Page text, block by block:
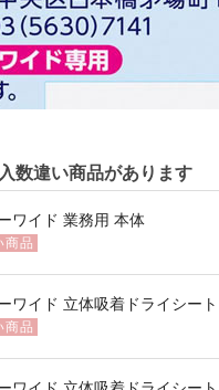
数違い商品があります
ワイド 業務用 本体
商品
ワイド 立体吸着ドライシー
商品